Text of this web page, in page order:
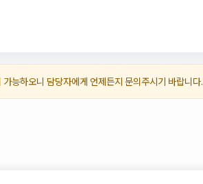
능하오니 담당자에게 언제든지 문의주시기 바랍니다.